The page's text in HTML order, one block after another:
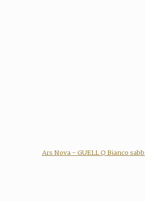
Ars Nova - GUELL Q Bianco